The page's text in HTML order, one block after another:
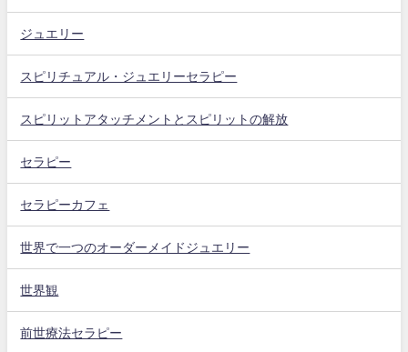
ジュエリー
スピリチュアル・ジュエリーセラピー
スピリットアタッチメントとスピリットの解放
セラピー
セラピーカフェ
世界で一つのオーダーメイドジュエリー
世界観
前世療法セラピー